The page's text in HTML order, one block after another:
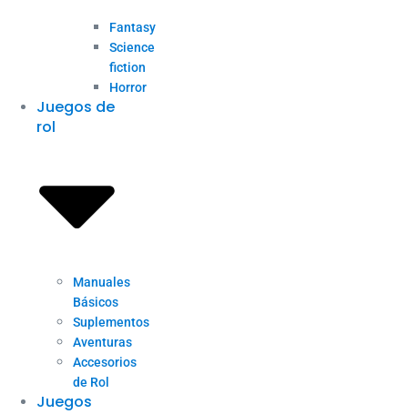
Fantasy
Science
fiction
Horror
Juegos de
rol
Manuales
Básicos
Suplementos
Aventuras
Accesorios
de Rol
Juegos